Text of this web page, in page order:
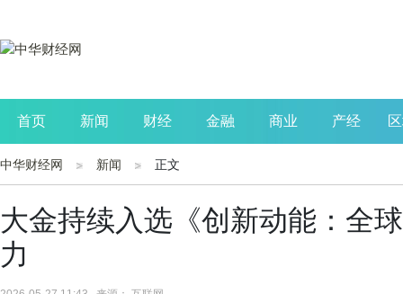
首页 新闻 财经 金融 商业 产经
公司 生活 读书
中华财经网 新闻 正文
大金持续入选《创新动能：全
力